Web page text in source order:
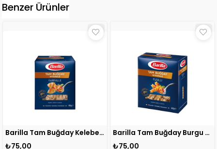
Benzer Ürünler
Barilla Tam Buğday Kelebek 400 gr 1 ADET
Barilla Tam Buğday Burgu 400 gr 1 ADET
₺75,00